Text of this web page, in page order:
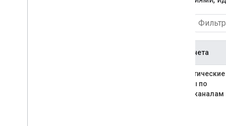
Тип отчета
Аналитические
отчеты по
видеоканалам